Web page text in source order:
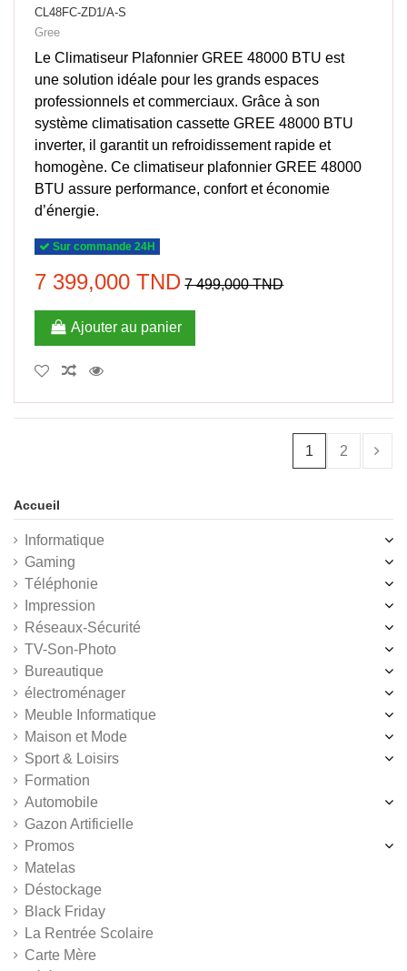
CL48FC-ZD1/A-S
Gree
Le Climatiseur Plafonnier GREE 48000 BTU est
une solution idéale pour les grands espaces
professionnels et commerciaux. Grâce à son
système climatisation cassette GREE 48000 BTU
inverter, il garantit un refroidissement rapide et
homogène. Ce climatiseur plafonnier GREE 48000
BTU assure performance, confort et économie
d’énergie.
Sur commande 24H
7 399,000 TND 7 499,000 TND
Ajouter au panier
1 2
Accueil
Informatique
Gaming
Téléphonie
Impression
Réseaux-Sécurité
TV-Son-Photo
Bureautique
électroménager
Meuble Informatique
Maison et Mode
Sport & Loisirs
Formation
Automobile
Gazon Artificielle
Promos
Matelas
Déstockage
Black Friday
La Rentrée Scolaire
Carte Mère